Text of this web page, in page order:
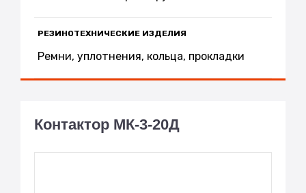
РЕЗИНОТЕХНИЧЕСКИЕ ИЗДЕЛИЯ
Ремни, уплотнения, кольца, прокладки
Контактор МК-3-20Д